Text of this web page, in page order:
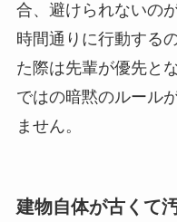
合、避けられないの
時間通りに行動する
た際は先輩が優先と
ではの暗黙のルール
ません。
建物自体が古くて